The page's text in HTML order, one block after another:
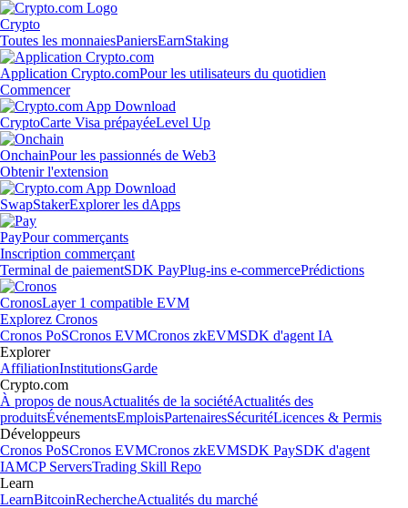
Crypto
Toutes les monnaiesPaniersEarnStaking
Application Crypto.comPour les utilisateurs du quotidien
Commencer
CryptoCarte Visa prépayéeLevel Up
OnchainPour les passionnés de Web3
Obtenir l'extension
SwapStakerExplorer les dApps
PayPour commerçants
Inscription commerçant
Terminal de paiementSDK PayPlug-ins e-commercePrédictions
CronosLayer 1 compatible EVM
Explorez Cronos
Cronos PoSCronos EVMCronos zkEVMSDK d'agent IA
Explorer
AffiliationInstitutionsGarde
Crypto.com
À propos de nousActualités de la sociétéActualités des
produitsÉvénementsEmploisPartenairesSécuritéLicences & Permis
Développeurs
Cronos PoSCronos EVMCronos zkEVMSDK PaySDK d'agent
IAMCP ServersTrading Skill Repo
Learn
LearnBitcoinRechercheActualités du marché